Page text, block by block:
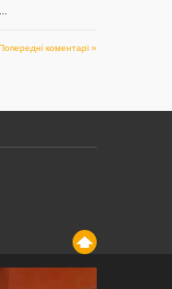
коментарі »